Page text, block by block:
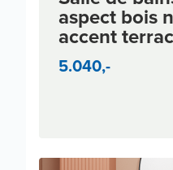
aspect bois
accent
5.040,-